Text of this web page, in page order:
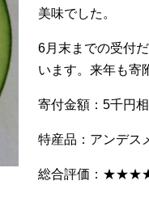
美味でした。
6月末までの受付
います。来年も寄
寄付金額：5千円
特産品：アンデス
総合評価：